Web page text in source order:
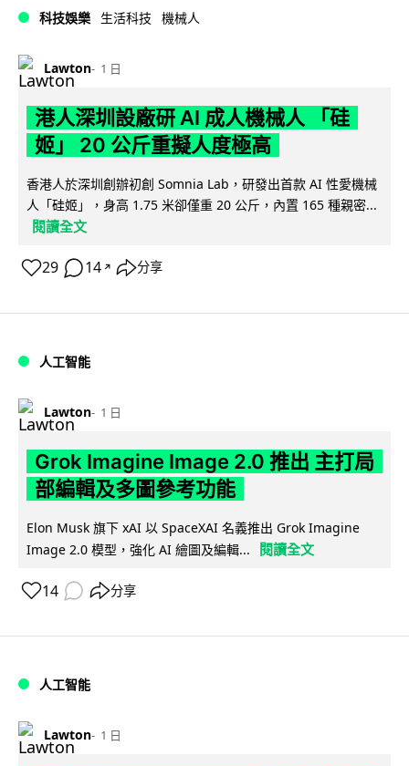
科技娛樂 生活科技 機械人
Lawton 1 日
港人深圳設廠研 AI 成人機械人 「硅
姬」 20 公斤重擬人度極高
香港人於深圳創辦初創 Somnia Lab，研發出首款 AI 性愛機械
人「硅姬」，身高 1.75 米卻僅重 20 公斤，內置 165 種親密...
閱讀全文
29 14 ↗ 分享
人工智能
Lawton 1 日
Grok Imagine Image 2.0 推出 主打局
部編輯及多圖參考功能
Elon Musk 旗下 xAI 以 SpaceXAI 名義推出 Grok Imagine
Image 2.0 模型，強化 AI 繪圖及編輯...
閱讀全文
14 分享
人工智能
Lawton 1 日